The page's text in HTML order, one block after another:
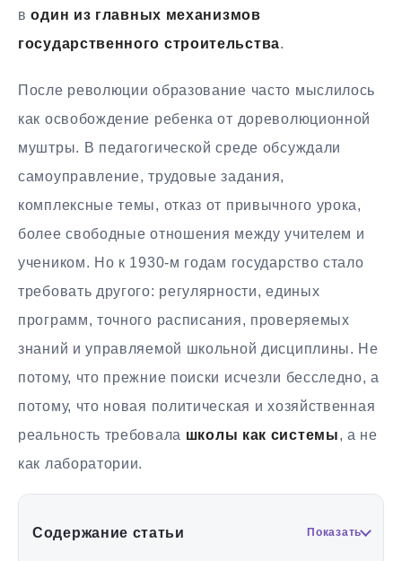
водин из главных механизмов
государственного строительства.
После революции образование часто мыслилось
как освобождение ребенка от дореволюционной
муштры. В педагогической среде обсуждали
самоуправление, трудовые задания,
комплексные темы, отказ от привычного урока,
более свободные отношения между учителем и
учеником. Но к 1930-м годам государство стало
требовать другого: регулярности, единых
программ, точного расписания, проверяемых
знаний и управляемой школьной дисциплины. Не
потому, что прежние поиски исчезли бесследно, а
потому, что новая политическая и хозяйственная
реальность требовала школы как системы, а не
как лаборатории.
Содержание статьи Показать